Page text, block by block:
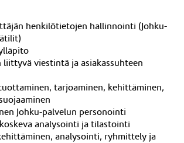
henkilötietojen hallinnointi (Johku-
liittyvä viestintä ja asiakassuhteen
tarjoaminen, kehittäminen,
Johku-palvelun personointi
analysointi ja tilastointi
analysointi, ryhmittely ja